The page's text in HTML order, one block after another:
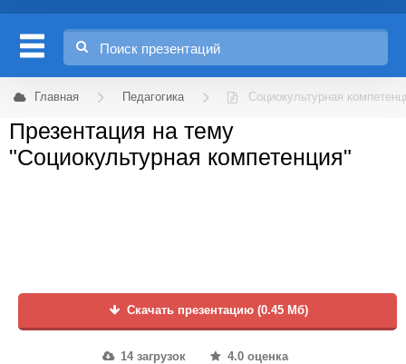
Главная Педагогика Социокультурная
Презентация на тему
"Социокультурная компетенция"
Скачать презентацию (0.45 Мб)
14 загрузок 4.0 оценка